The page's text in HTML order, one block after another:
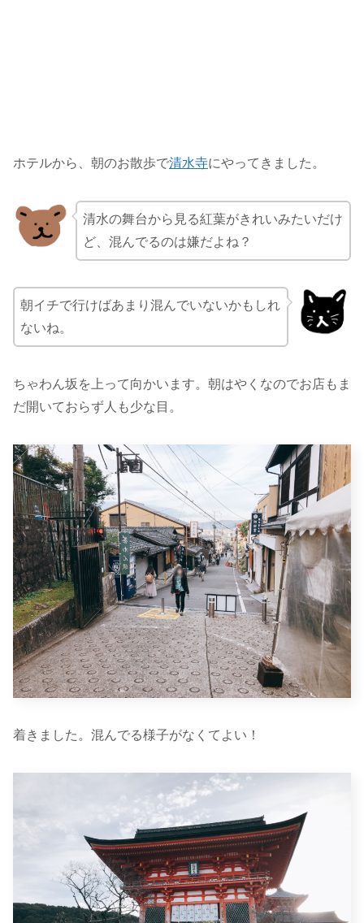
ホテルから、朝のお散歩で清水寺にやってきました。
清水の舞台から見る紅葉がきれいみたいだけ
ど、混んでるのは嫌だよね？
朝イチで行けばあまり混んでいないかもしれ
ないね。
ちゃわん坂を上って向かいます。朝はやくなのでお店もま
だ開いておらず人も少な目。
着きました。混んでる様子がなくてよい！